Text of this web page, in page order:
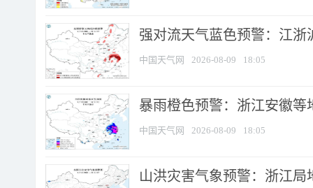
强对流天气蓝色预警：江浙
中国天气网 2026-08-09 18:05
暴雨橙色预警：浙江安徽等
中国天气网 2026-08-09 18:05
山洪灾害气象预警：浙江